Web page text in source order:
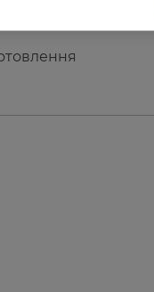
від +5°C до +40°C.